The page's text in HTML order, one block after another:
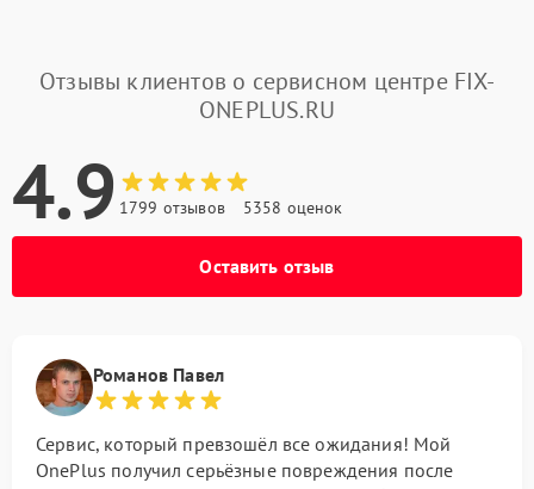
Отзывы клиентов о сервисном центре FIX-
ONEPLUS.RU
4.9 1799 отзывов 5358 оценок
Оставить отзыв
Романов Павел
Сервис, который превзошёл все ожидания! Мой
OnePlus получил серьёзные повреждения после